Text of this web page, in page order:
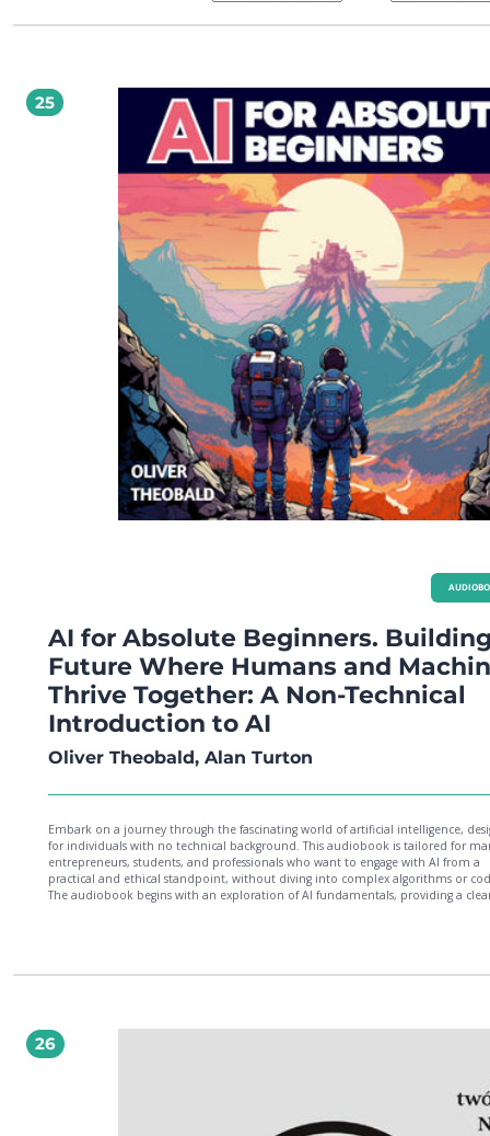
25
AI for Absolute Beginners.
Future Where Humans and
Thrive Together: A Non-Technical
Introduction to AI
Oliver Theobald, Alan Turton
Embark on a journey through the fascinating world of artificial intelligence,
for individuals with no technical background. This audiobook is tailored for
entrepreneurs, students, and professionals who want to engage with AI from a
practical and ethical standpoint, without diving into complex algorithms or
The audiobook begins with an exploration of AI fundamentals, providing a
these technologies are already affecting industries today. You’ll also explore
knowledge to participate in crucial discussions and decision-making processes
regarding AI in your organization or daily life. This audiobookis ideal for those
want to build a solid understanding of AI without the need for technical
26